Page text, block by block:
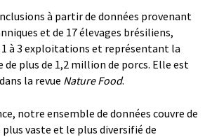
à partir de données provenant
et de 17 élevages brésiliens,
1 à 3 exploitations et représentant la
plus de 1,2 million de porcs. Elle est
la revue Nature Food.
notre ensemble de données couvre de
vaste et le plus diversifié de